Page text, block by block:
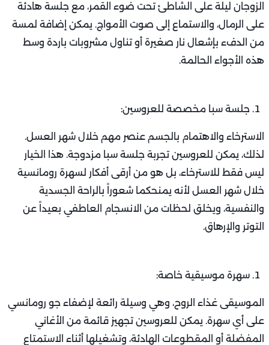
الزوجان ليلة على الشاطئ تحت ضوء القمر، مع جلسة هادئة
على الرمال، والاستماع إلى صوت الأمواج. يمكن إضافة لمسة
من الدفء بإشعال نار صغيرة أو تناول مشروبات باردة وسط
هذه الأجواء الحالمة.
جلسة سبا مخصصة للعروسين:
الاسترخاء والاهتمام بالجسم عنصر مهم خلال شهر العسل.
لذلك، يمكن للعروسين تجربة جلسة سبا مزدوجة. هذا الخيار
ليس فقط للاسترخاء، بل هو من أرقى أفكار لسهرة رومانسية
خلال شهر العسل لأنه يمنحكما شعوراً بالراحة الجسدية
والنفسية، ويخلق لحظات من الانسجام العاطفي بعيداً عن
التوتر والإرهاق.
سهرة موسيقية خاصة:
الموسيقى غذاء الروح، وهي وسيلة رائعة لإضفاء جو رومانسي
على أي سهرة. يمكن للعروسين تجهيز قائمة من الأغاني
المفضلة أو المقطوعات الهادئة، وتشغيلها أثناء الاستمتاع